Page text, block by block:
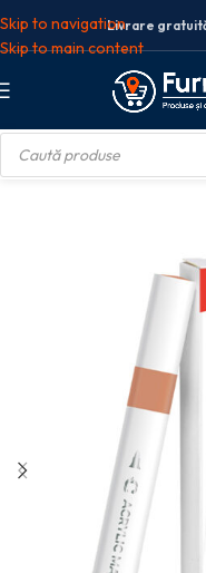
Skip to navigation
Skip to main content
Livrare
acrilice